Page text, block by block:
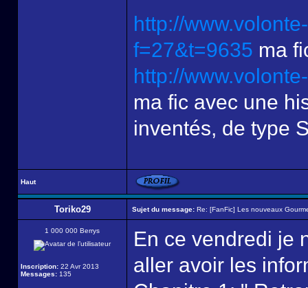
http://
f=27&t=9635 ma
http://
ma fic avec une
inventés, de type
Haut
Toriko29 Sujet du message: Re: [FanFic] Les nouveaux
1 000 000 Berrys
Inscription: 22 Avr 2013
Messages: 135
En ce vendredi je
aller avoir les